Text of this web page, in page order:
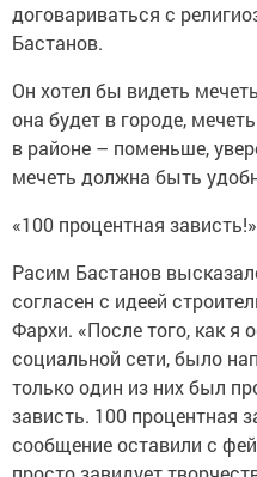
договариваться с
Бастанов.
Он хотел бы видеть
она будет в городе,
в районе – поменьше,
мечеть должна быть
«100 процентная зависть!»
Расим Бастанов
согласен с идеей
Фархи. «После того, как я
социальной сети, было
только один из них был
зависть. 100 процентная
сообщение оставили с